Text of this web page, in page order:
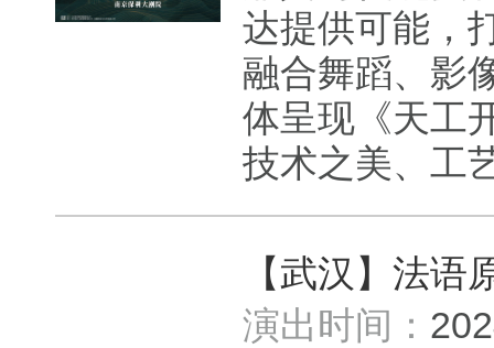
达提供可能，
融合舞蹈、影
体呈现《天工
技术之美、工
【武汉】法语
演出时间：